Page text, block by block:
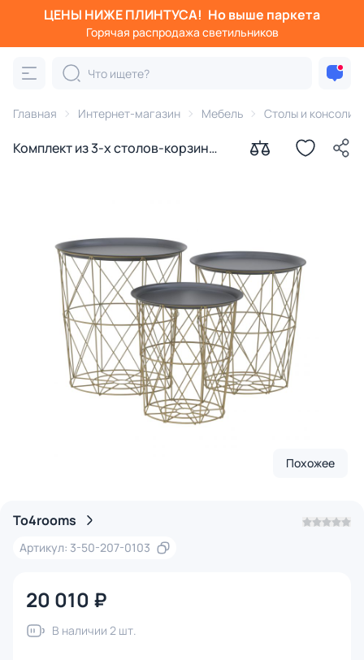
ЦЕНЫ НИЖЕ ПЛИНТУСА! Но выше паркета
Горячая распродажа светильников
Главная Интернет-магазин Мебель Столы и консоли
Комплект из 3-х столов-корзин
Похожее
To4rooms
Артикул: 3-50-207-0103
20 010 ₽
В наличии 2 шт.